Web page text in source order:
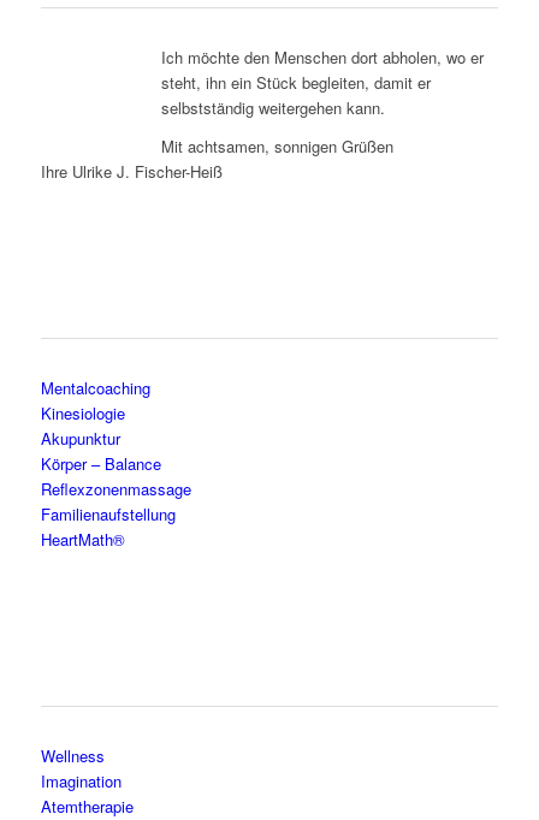
Ich möchte den Menschen dort abholen, wo er
steht, ihn ein Stück begleiten, damit er
selbstständig weitergehen kann.
Mit achtsamen, sonnigen Grüßen
Ihre Ulrike J. Fischer-Heiß
Mentalcoaching
Kinesiologie
Akupunktur
Körper – Balance
Reflexzonenmassage
Familienaufstellung
HeartMath®
Wellness
Imagination
Atemtherapie